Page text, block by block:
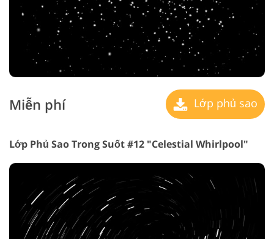
Miễn phí Lớp phủ sao
Lớp Phủ Sao Trong Suốt #12 "Celestial Whirlpool"